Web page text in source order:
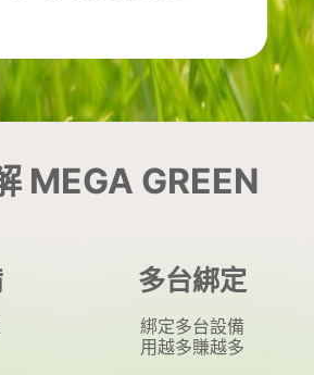
MEGA GREEN
多台綁定
綁定多台設備
用越多賺越多